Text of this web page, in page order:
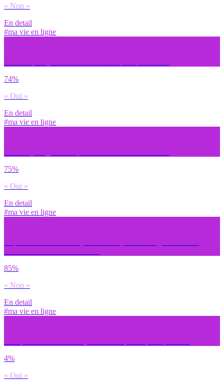
« Non »
En detail
#ma vie en ligne
74%
« Oui »
En detail
#ma vie en ligne
75%
« Oui »
En detail
#ma vie en ligne
85%
« Non »
En detail
#ma vie en ligne
4%
« Oui »